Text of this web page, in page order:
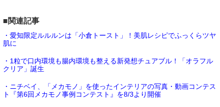
■関連記事
・愛知限定ルルルンは「小倉トースト」！美肌レシピでふっくらツヤ
肌に
・1粒で口内環境も腸内環境も整える新発想チュアブル！「オラフル
クリア」誕生
・ニチベイ、「メカモノ」を使ったインテリアの写真・動画コンテス
ト『第6回メカモノ事例コンテスト』を8/3より開催